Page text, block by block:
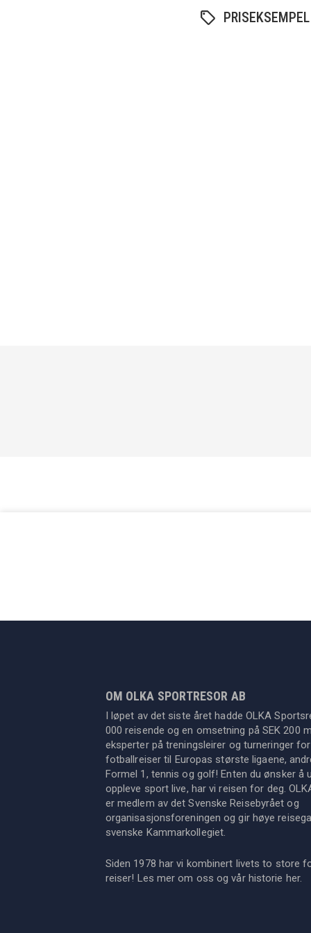
PRISEKSEMPEL
OM OLKA SPORTRESOR AB
I løpet av det siste året hadde OLKA
000 reisende og en omsetning på SEK 200
eksperter på treningsleirer og turneringer
fotballreiser til Europas største ligaene,
Formel 1, tennis og golf! Enten du ønsker å
oppleve sport live, har vi reisen for deg.
er medlem av det Svenske Reisebyrået og
organisasjonsforeningen og gir høye
svenske Kammarkollegiet.
Siden 1978 har vi kombinert livets to store
reiser! Les mer om oss og vår historie her.